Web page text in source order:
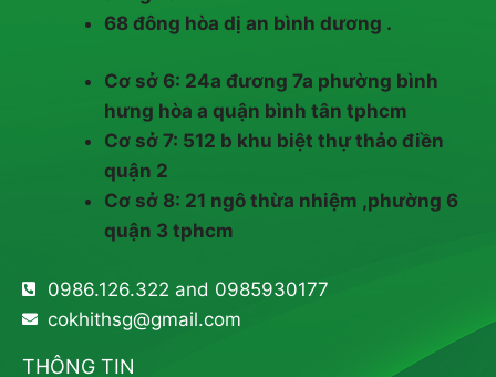
68 đông hòa dị an bình dương .
Cơ sở 6: 24a đương 7a phường bình
hưng hòa a quận bình tân tphcm
Cơ sở 7: 512 b khu biệt thự thảo điền
quận 2
Cơ sở 8: 21 ngô thừa nhiệm ,phường 6
quận 3 tphcm
0986.126.322 and 0985930177
cokhithsg@gmail.com
THÔNG TIN